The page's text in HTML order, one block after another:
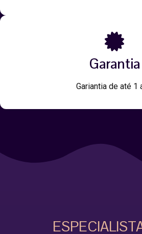
Garantia
Gariantia de até 1